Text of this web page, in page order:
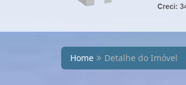
Home Detalhe do Imóvel